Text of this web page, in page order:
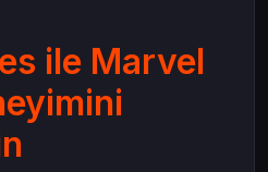
ile Marvel